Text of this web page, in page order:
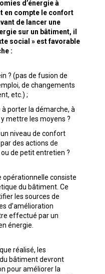
d’énergie à
en compte le confort
de lancer une
sur un bâtiment, il
social » est favorable
:
? (pas de fusion de
de changements
etc.) ;
porter la démarche, à
mettre les moyens ?
niveau de confort
des actions de
de petit entretien ?
opérationnelle consiste
du bâtiment. Ce
les sources de
d’amélioration
effectué par un
énergie.
réalisé, les
bâtiment devront
pour améliorer la